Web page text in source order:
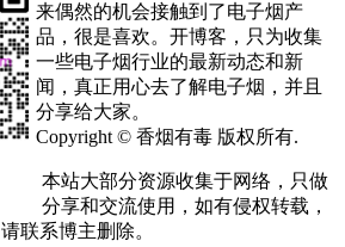
来偶然的机会接触到了电子烟产
品，很是喜欢。开博客，只为收集
一些电子烟行业的最新动态和新
闻，真正用心去了解电子烟，并且
分享给大家。
Copyright © 香烟有毒 版权所有.
本站大部分资源收集于网络，只做
分享和交流使用，如有侵权转载，
请联系博主删除。